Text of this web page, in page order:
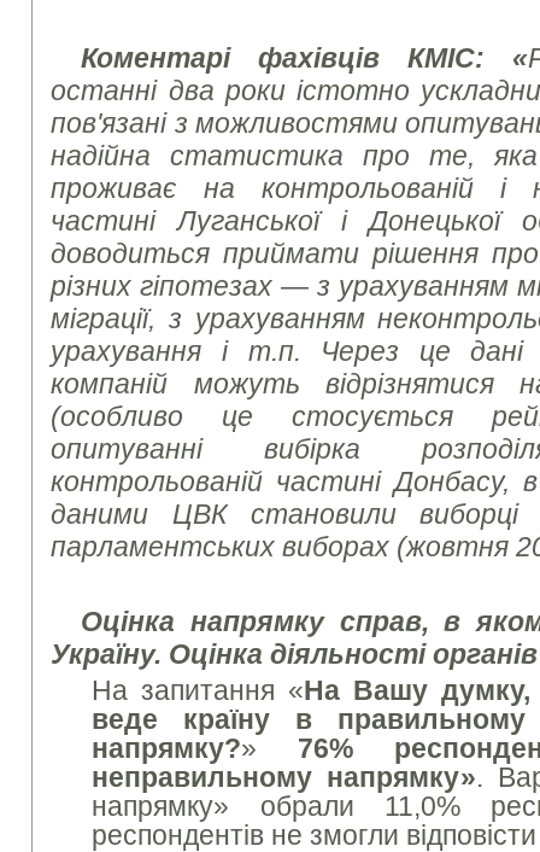
Коментарі фахівців КМІС: «
останні два роки істотно
пов'язані з можливостями
надійна статистика про те, яка
проживає на контрольованій і
частині Луганської і Донецької
доводиться приймати рішення про
різних гіпотезах — з урахуванням
міграції, з урахуванням
урахування і т.п. Через це дані
компаній можуть відрізнятися
(особливо це стосується
опитуванні вибірка
контрольованій частині Донбасу,
даними ЦВК становили виборці
парламентських виборах (жовтня
Оцінка напрямку справ, в
Україну. Оцінка діяльності
На запитання «На Вашу думку,
веде країну в
напрямку?» 76%
неправильному напрямку».
напрямку» обрали 11,0%
респондентів не змогли